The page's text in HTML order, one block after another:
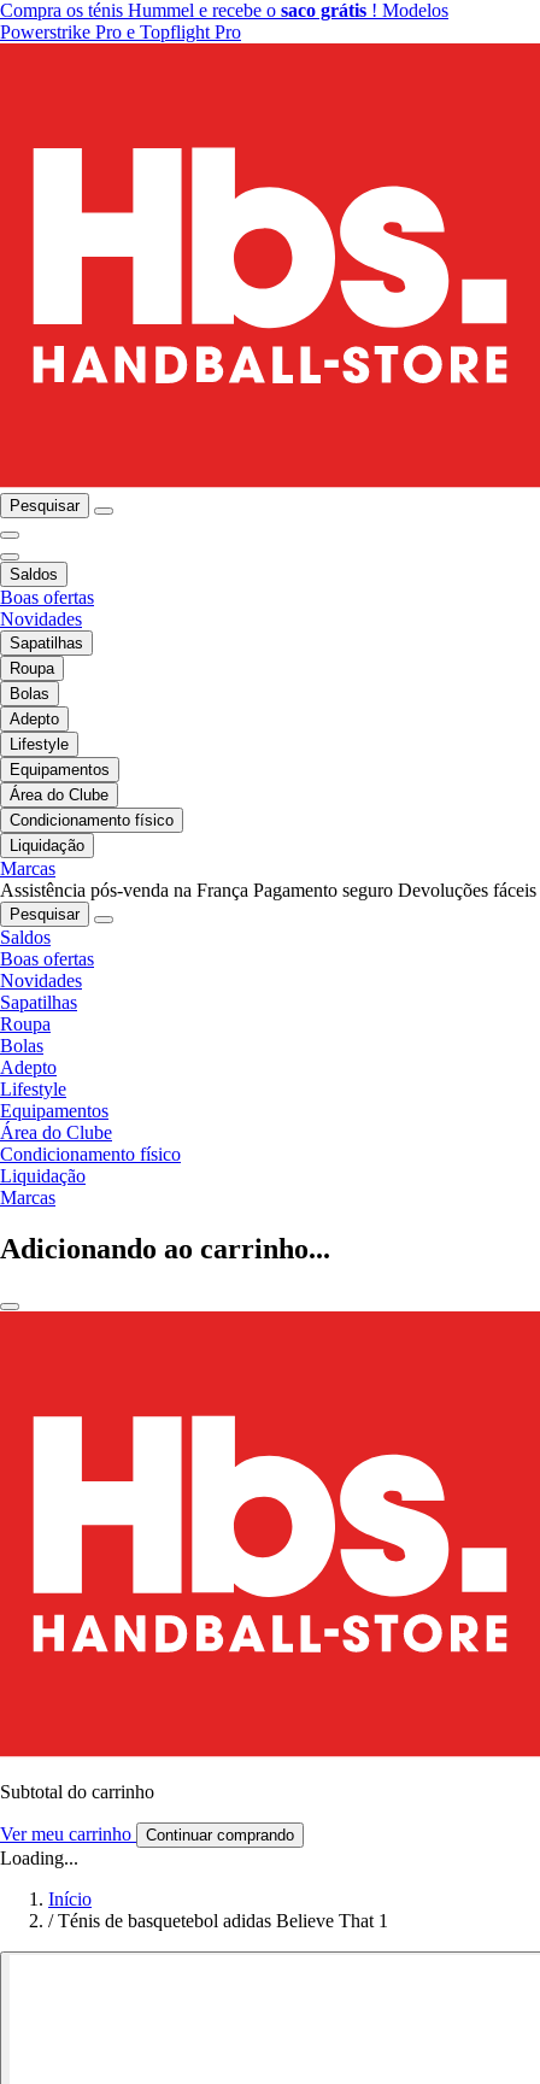
Compra os ténis Hummel e recebe o saco grátis ! Modelos
Powerstrike Pro e Topflight Pro
Pesquisar
Saldos
Boas ofertas
Novidades
Sapatilhas
Roupa
Bolas
Adepto
Lifestyle
Equipamentos
Área do Clube
Condicionamento físico
Liquidação
Marcas
Assistência pós-venda na França Pagamento seguro Devoluções fáceis
Pesquisar
Saldos
Boas ofertas
Novidades
Sapatilhas
Roupa
Bolas
Adepto
Lifestyle
Equipamentos
Área do Clube
Condicionamento físico
Liquidação
Marcas
Adicionando ao carrinho...
Subtotal do carrinho
Ver meu carrinho Continuar comprando
Loading...
Início
/ Ténis de basquetebol adidas Believe That 1